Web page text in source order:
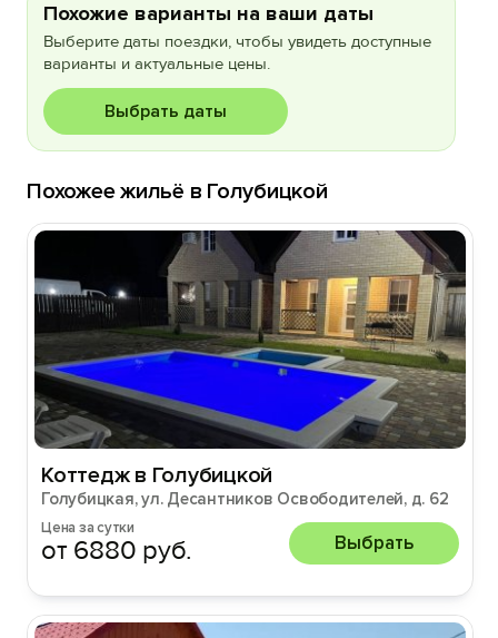
Похожие варианты на ваши даты
Выберите даты поездки, чтобы увидеть доступные
варианты и актуальные цены.
Выбрать даты
Похожее жильё в Голубицкой
Коттедж в Голубицкой
Голубицкая, ул. Десантников Освободителей, д. 62
Цена за сутки
от 6880 руб. Выбрать